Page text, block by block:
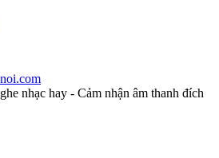
nhạc hay - Cảm nhận âm thanh đích